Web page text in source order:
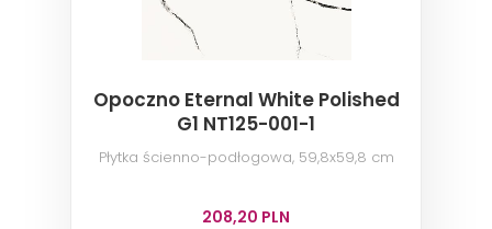
Opoczno Eternal White Polished
G1 NT125-001-1
Płytka ścienno-podłogowa, 59,8x59,8 cm
208,20 PLN